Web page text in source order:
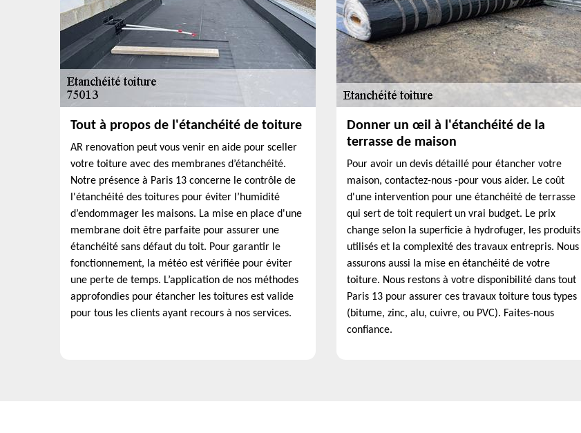
Tout à propos de l'étanchéité de toiture
AR renovation peut vous venir en aide pour sceller
votre toiture avec des membranes d’étanchéité.
Notre présence à Paris 13 concerne le contrôle de
l'étanchéité des toitures pour éviter l’humidité
d’endommager les maisons. La mise en place d'une
membrane doit être parfaite pour assurer une
étanchéité sans défaut du toit. Pour garantir le
fonctionnement, la météo est vérifiée pour éviter
une perte de temps. L’application de nos méthodes
approfondies pour étancher les toitures est valide
pour tous les clients ayant recours à nos services.
Donner un œil à l'étanchéité de la
terrasse de maison
Pour avoir un devis détaillé pour étancher votre
maison, contactez-nous -pour vous aider. Le coût
d'une intervention pour une étanchéité de terrasse
qui sert de toit requiert un vrai budget. Le prix
change selon la superficie à hydrofuger, les produits
utilisés et la complexité des travaux entrepris. Nous
assurons aussi la mise en étanchéité de votre
toiture. Nous restons à votre disponibilité dans tout
Paris 13 pour assurer ces travaux toiture tous types
(bitume, zinc, alu, cuivre, ou PVC). Faites-nous
confiance.